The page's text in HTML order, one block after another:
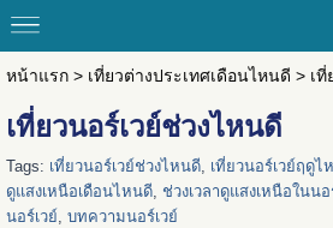
หน้าแรก> เที่ยวต่างประเทศเดือนไหนดี > เ
เที่ยวนอร์เวย์ช่วงไหนดี
Tags: เที่ยวนอร์เวย์ช่วงไหนดี, เที่ยวนอร์เวย์ฤดูไ
ดูแสงเหนือเดือนไหนดี, ช่วงเวลาดูแสงเหนือในนอ
นอร์เวย์, บทความนอร์เวย์